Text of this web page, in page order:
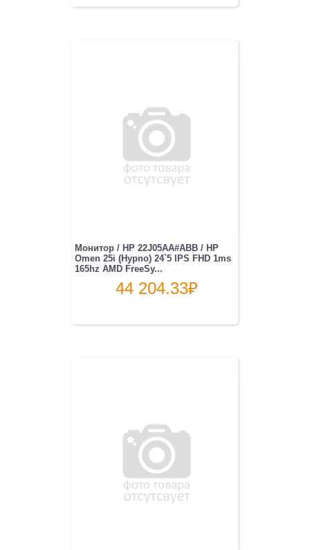
Монитор / HP 22J05AA#ABB / HP
Omen 25i (Hypno) 24`5 IPS FHD 1ms
165hz AMD FreeSy...
44 204.33₽